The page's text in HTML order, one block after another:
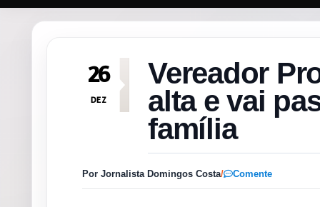
26
DEZ
Vereador
alta e vai
família
Por Jornalista Domingos Costa/ Comente